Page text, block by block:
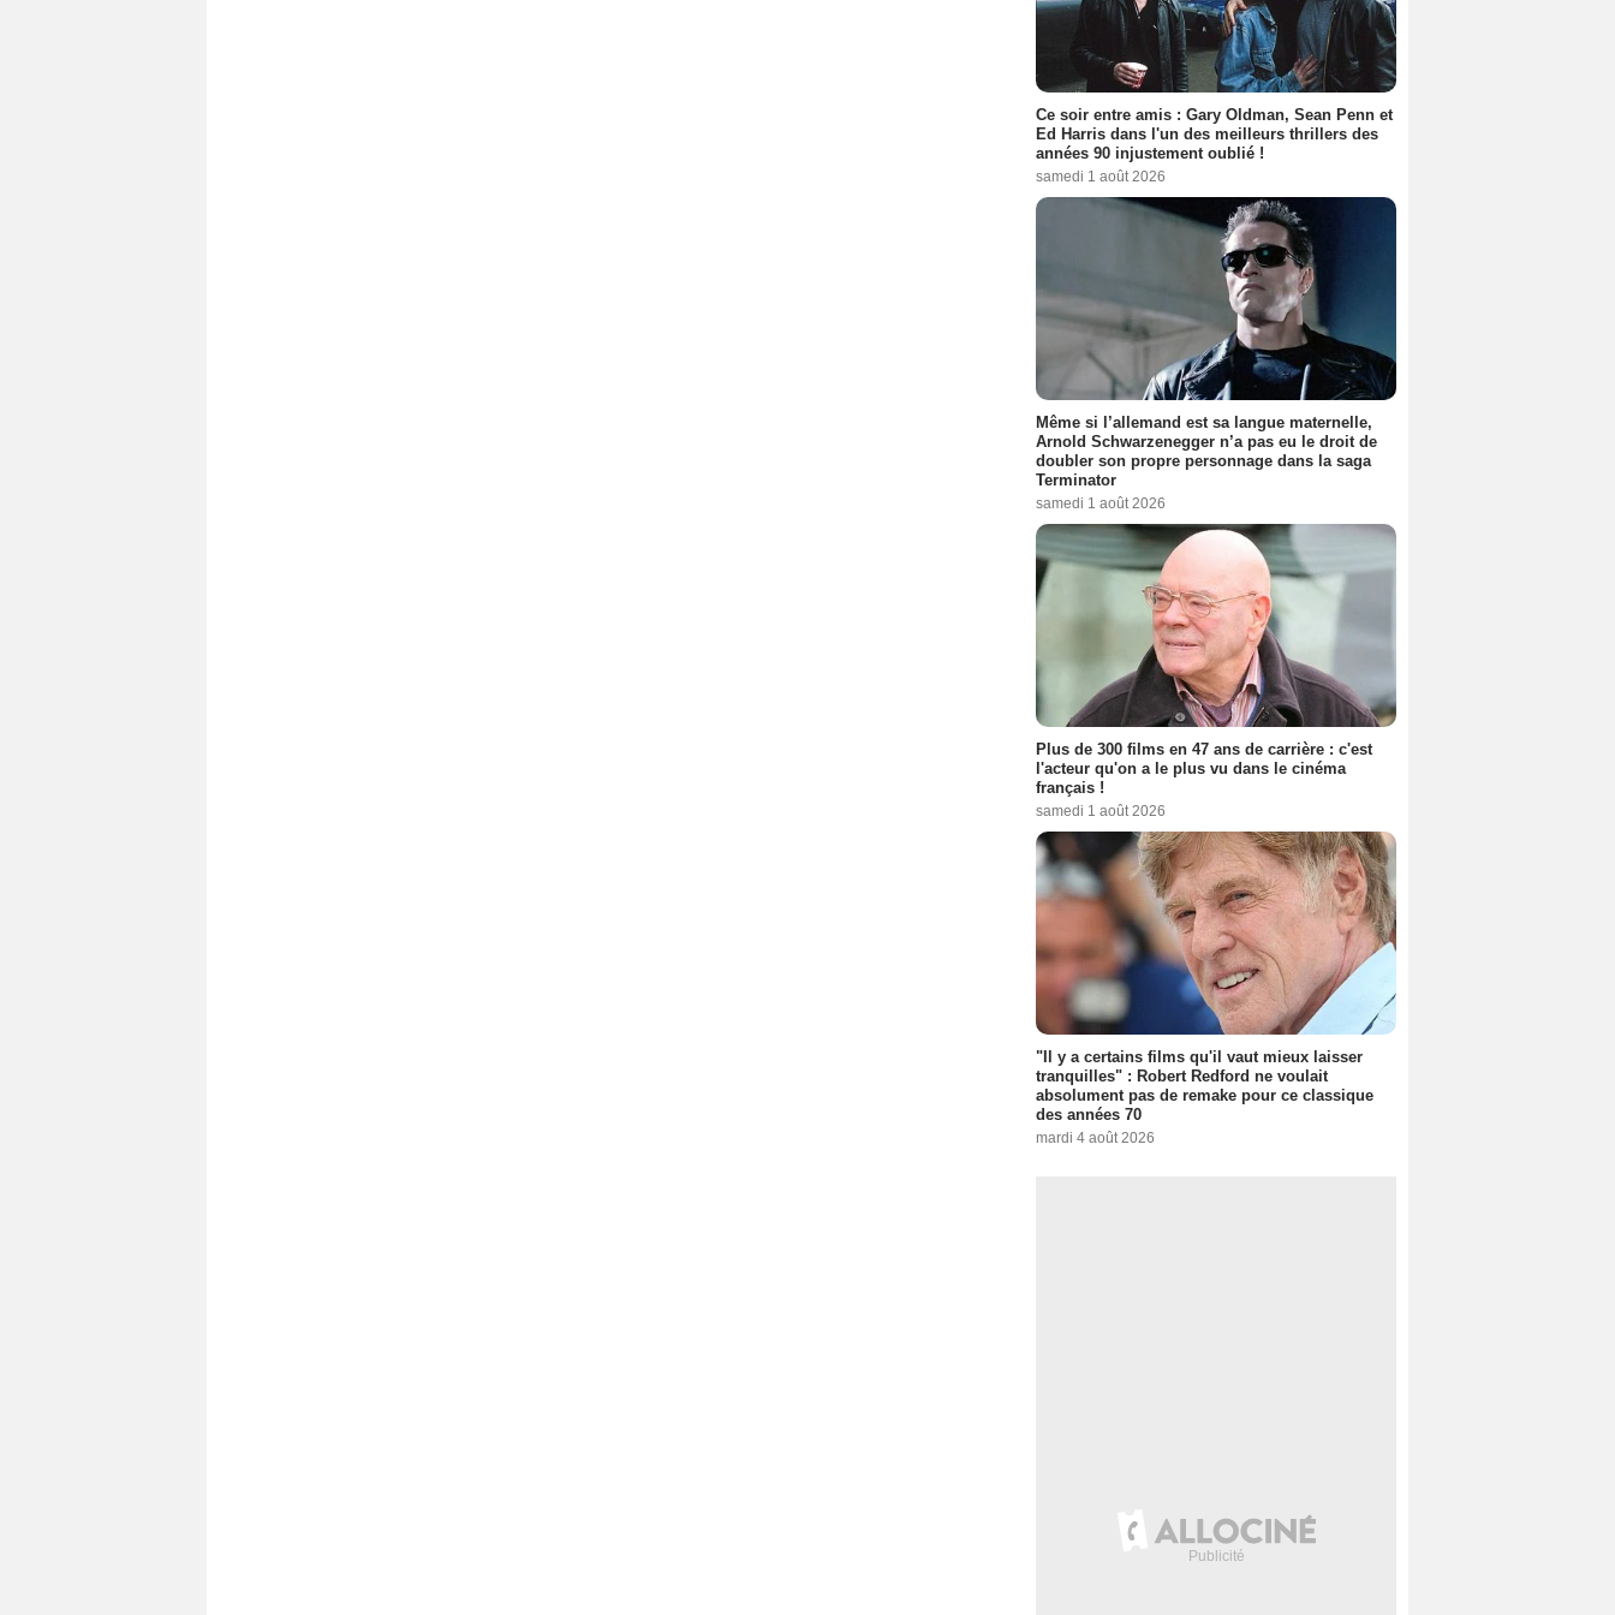
Ce soir entre amis : Gary Oldman, Sean Penn et
Ed Harris dans l'un des meilleurs thrillers des
années 90 injustement oublié !
samedi 1 août 2026
Même si l’allemand est sa langue maternelle,
Arnold Schwarzenegger n’a pas eu le droit de
doubler son propre personnage dans la saga
Terminator
samedi 1 août 2026
Plus de 300 films en 47 ans de carrière : c'est
l'acteur qu'on a le plus vu dans le cinéma
français !
samedi 1 août 2026
"Il y a certains films qu'il vaut mieux laisser
tranquilles" : Robert Redford ne voulait
absolument pas de remake pour ce classique
des années 70
mardi 4 août 2026